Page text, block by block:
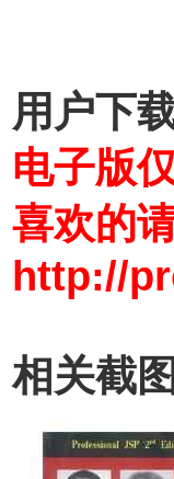
用户下
电子版
喜欢的
http://
相关截